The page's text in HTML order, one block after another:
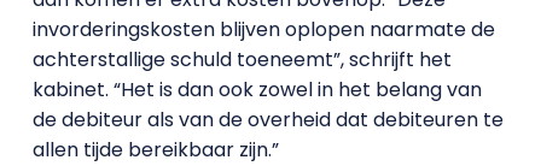
invorderingskosten blijven oplopen naarmate de
achterstallige schuld toeneemt”, schrijft het
kabinet. “Het is dan ook zowel in het belang van
de debiteur als van de overheid dat debiteuren te
allen tijde bereikbaar zijn.”